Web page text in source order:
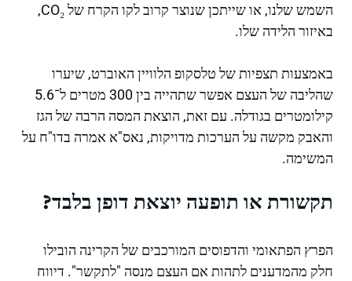
השמש שלנו, או שייתכן שנוצר קרוב לקו הקרח של CO₂,
באיזור הלידה שלו.
באמצעות תצפיות של טלסקופ הלוויין האוברט, שיערו
שהליבה של העצם אפשר שתהייה בין 300 מטרים ל־5.6
קילומטרים בגודלה. עם זאת, הוצאת המסה הרבה של הגז
והאבק מקשה על הערכות מדויקות, נאס"א אמרה בדו"ח על
המשימה.
תקשורת או תופעה יוצאת דופן בלבד?
הפרץ הפתאומי והדפוסים המורכבים של הקרינה הובילו
חלק מהמדענים לתהות אם העצם מנסה "לתקשר". דיווח